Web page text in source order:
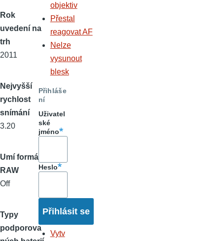
Rok
uvedení na
trh
2011
Nejvyšší
rychlost
snímání
3.20
Umí formát
RAW
Off
Typy
podporova
objektiv
Přestal
reagovat AF
Nelze
vysunout
blesk
Přihláše
ní
Uživatel
ské
jméno
Heslo
Vytv